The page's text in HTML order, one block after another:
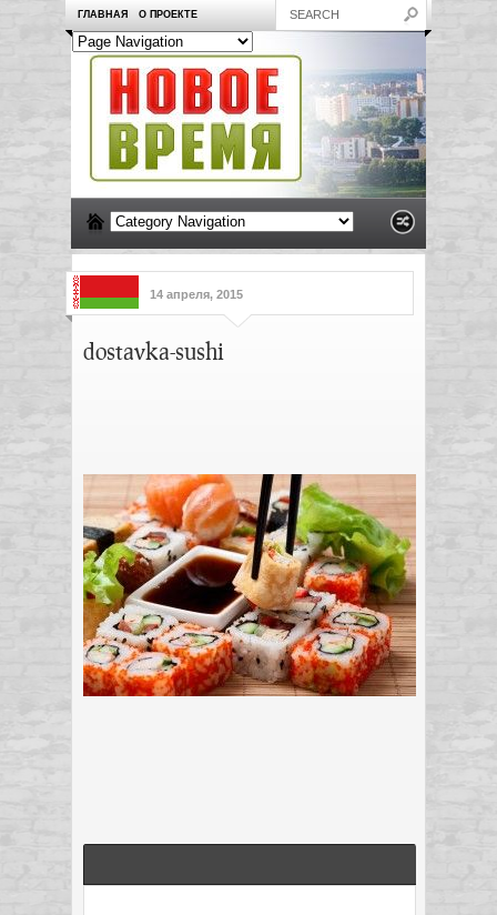
ГЛАВНАЯ О ПРОЕКТЕ
14 апреля, 2015
dostavka-sushi